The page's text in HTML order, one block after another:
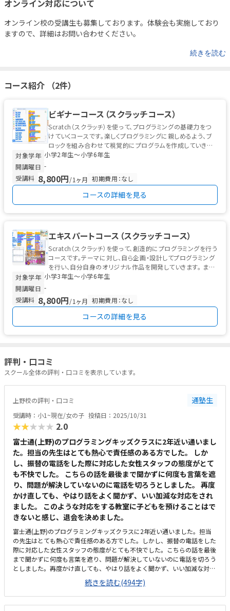
オンライン対応について
オンライン校の受講生も募集しております。 体験会も実施しており
ますので、詳細はお問い合わせください。
続きを読む
コース紹介 （2件）
ビギナーコース（スクラッチコース）
Scratch（スクラッチ）を使って、プログラミングの基礎力をつ
けていくコースです。楽しくプログラミングに親しめるよう、ブ
ロックを組み合わせて視覚的にプログラムを作成していきま
す。キャラクターを...
対象学年 小学2年生〜小学6年生
開講曜日 -
受講料 8,800円/1ヶ月 初期費用：なし
コースの詳細を見る
エキスパートコース（スクラッチコース）
Scratch（スクラッチ）を使って、創造的にプログラミングを行う
コースです。テーマに対し、自ら企画・設計してプログラミング
を行い、自分自身のオリジナル作品を開発していきます。 ま
た、自分で描...
対象学年 小学3年生〜小学6年生
開講曜日 -
受講料 8,800円/1ヶ月 初期費用：なし
コースの詳細を見る
評判・口コミ
スクール全体の評判・口コミを表示しています。
上野校の評判・口コミ 通塾生
受講時：小1~現在/女の子 投稿日：2025/10/31
★★★★★ 2.0
富士通(上野)のプログラミングキッズクラスに2年近い通いまし
た。担当の先生はとても熱心で責任感のある方でした。 しか
し、振替の電話をした際に対応した女性スタッフの態度がとて
も不快でした。 こちらの話を最後まで聞かずに何度も言葉を遮
り、問題が解決していないのに電話を切ろうとしました。 再度
かけ直しても、やはり話をよく聞かず、いい加減な対応をされ
ました。 このような対応をする教室に子どもを預けることはで
きないと感じ、退会を決めました。
富士通(上野)のプログラミングキッズクラスに2年近い通いました。担当
の先生はとても熱心で責任感のある方でした。しかし、振替の電話をした
際に対応した女性スタッフの態度がとても不快でした。こちらの話を最後
まで聞かずに何度も言葉を遮り、問題が解決していないのに電話を切ろう
としました。再度かけ直しても、やはり話をよく聞かず、いい加減な対応
をされました。このような対応をする教室に子どもを預けることはできな
いと感じ、退会を決めました。特になし。楽しいと思います！
上野駅の近く、とても便利です！
続きを読む(494字)